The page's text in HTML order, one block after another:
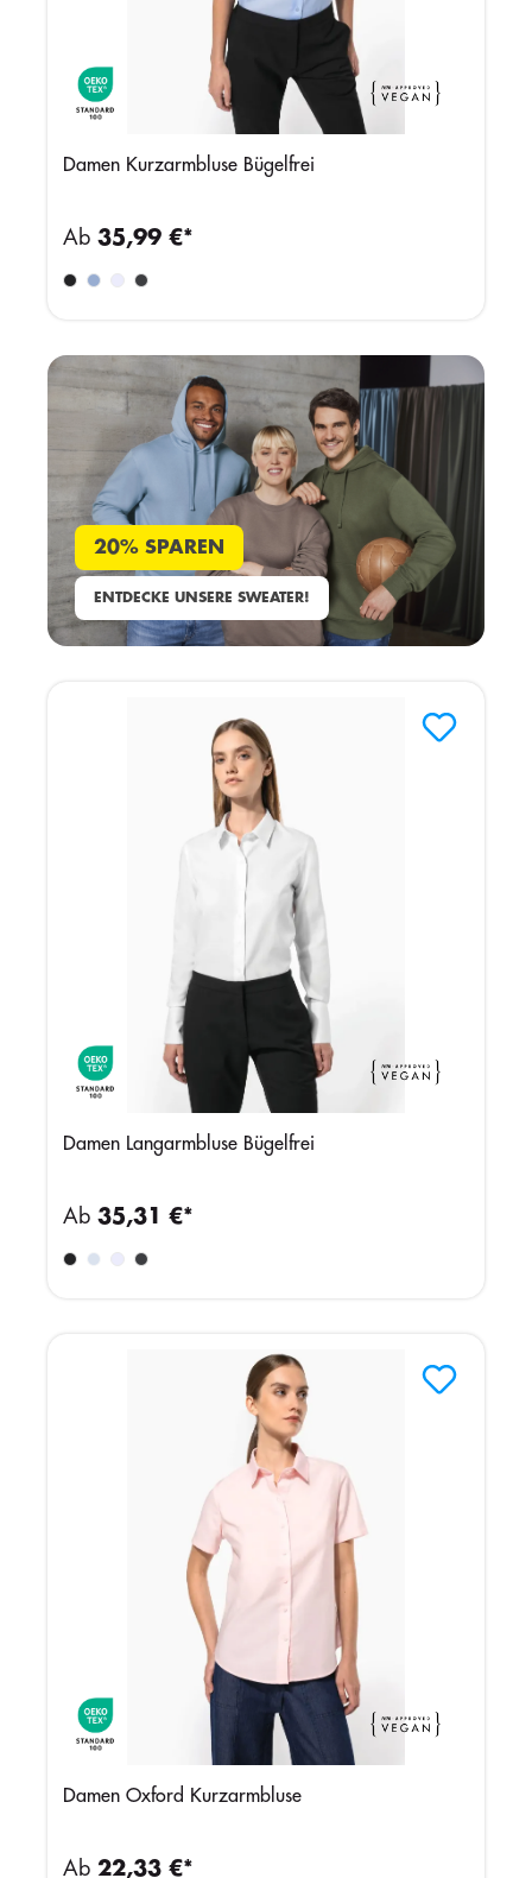
Damen Kurzarmbluse Bügelfrei
Ab 35,99 €*
20% SPAREN
ENTDECKE UNSERE SWEATER!
Damen Langarmbluse Bügelfrei
Ab 35,31 €*
Damen Oxford Kurzarmbluse
Ab 22,33 €*